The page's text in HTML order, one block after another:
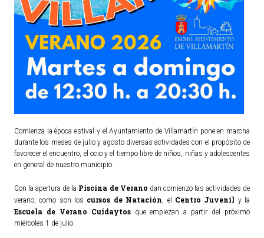
Comienza la época estival y el Ayuntamiento de Villamartín pone en marcha
durante los meses de julio y agosto diversas actividades con el propósito de
favorecer el encuentro, el ocio y el tiempo libre de niños, niñas y adolescentes
en general de nuestro municipio.
Con la apertura de la Piscina de Verano dan comienzo las actividades de
verano, como son los cursos de Natación, el Centro Juvenil y la
Escuela de Verano Cuidaytosque empiezan a partir del próximo
miércoles 1 de julio.